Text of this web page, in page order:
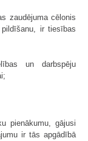
zaudējuma cēlonis
ir tiesības
un darbspēju
pienākumu, gājusi
ir tās apgādībā